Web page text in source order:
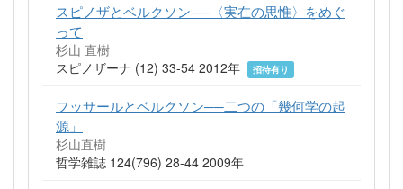
スピノザとベルクソン──〈実在の思惟〉をめぐ
って
杉山 直樹
スピノザーナ (12) 33-54 2012年
招待有り
フッサールとベルクソン──二つの「幾何学の起
源」
杉山直樹
哲学雑誌 124(796) 28-44 2009年